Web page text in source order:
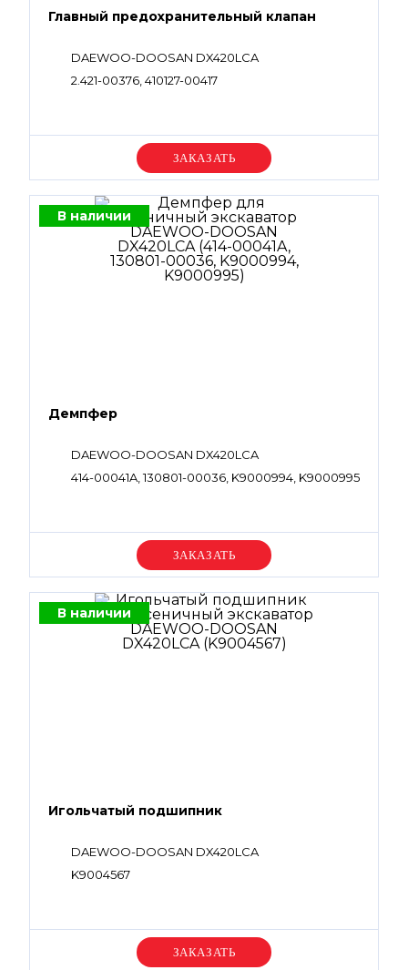
Главный предохранительный клапан
DAEWOO-DOOSAN DX420LCA
2.421-00376, 410127-00417
Уточняйте цену
В наличии
Демпфер
DAEWOO-DOOSAN DX420LCA
414-00041A, 130801-00036, K9000994, K9000995
Уточняйте цену
В наличии
Игольчатый подшипник
DAEWOO-DOOSAN DX420LCA
K9004567
Уточняйте цену